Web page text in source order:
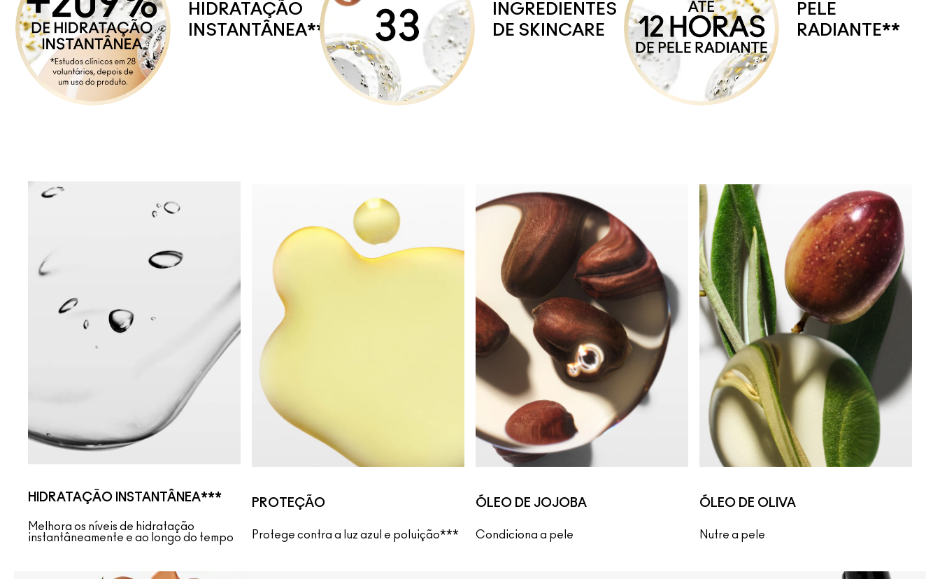
HIDRATAÇÃO
INSTANTÂNEA**
INGREDIENTES
DE SKINCARE
PELE
RADIANTE**
HIDRATAÇÃO INSTANTÂNEA***
Melhora os níveis de hidratação
instantâneamente e ao longo do tempo
PROTEÇÃO
Protege contra a luz azul e poluição***
ÓLEO DE JOJOBA
Condiciona a pele
ÓLEO DE OLIVA
Nutre a pele